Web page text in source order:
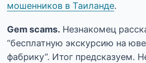
мошенников в Таиланде.
Gem scams. Незнакомец
“бесплатную экскурсию на
фабрику”. Итог предсказуем.